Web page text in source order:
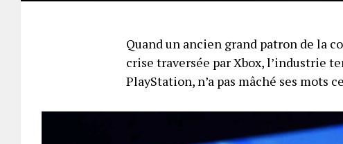
Quand un ancien grand patron de la
crise traversée par Xbox, l’industrie
PlayStation, n’a pas mâché ses mots